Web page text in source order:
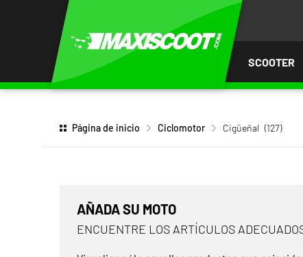
SCOOTER
Página de inicio Ciclomotor Cigüeñal (127)
AÑADA SU MOTO
ENCUENTRE LOS ARTÍCULOS